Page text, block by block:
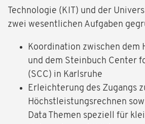
Technologie (KIT) und der
zwei wesentlichen Aufgaben
Koordination zwischen dem
und dem Steinbuch Center
(SCC) in Karlsruhe
Erleichterung des Zugangs
Höchstleistungsrechnen
Data Themen speziell für